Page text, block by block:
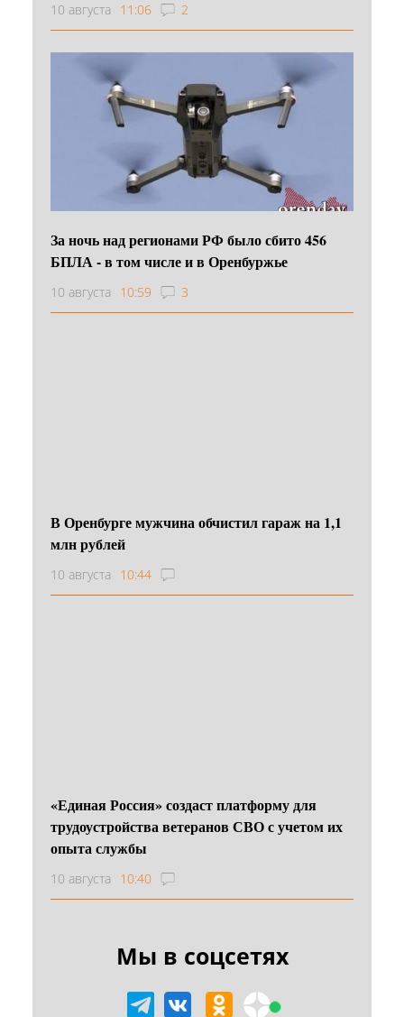
10 августа 11:06 2
За ночь над регионами РФ было сбито 456
БПЛА - в том числе и в Оренбуржье
10 августа 10:59 3
В Оренбурге мужчина обчистил гараж на 1,1
млн рублей
10 августа 10:44
«Единая Россия» создаст платформу для
трудоустройства ветеранов СВО с учетом их
опыта службы
10 августа 10:40
Мы в соцсетях